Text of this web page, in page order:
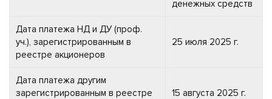
денежных средств
Дата платежа НД и ДУ (проф.
уч.), зарегистрированным в
реестре акционеров
25 июля 2025 г.
Дата платежа другим
зарегистрированным в реестре
15 августа 2025 г.